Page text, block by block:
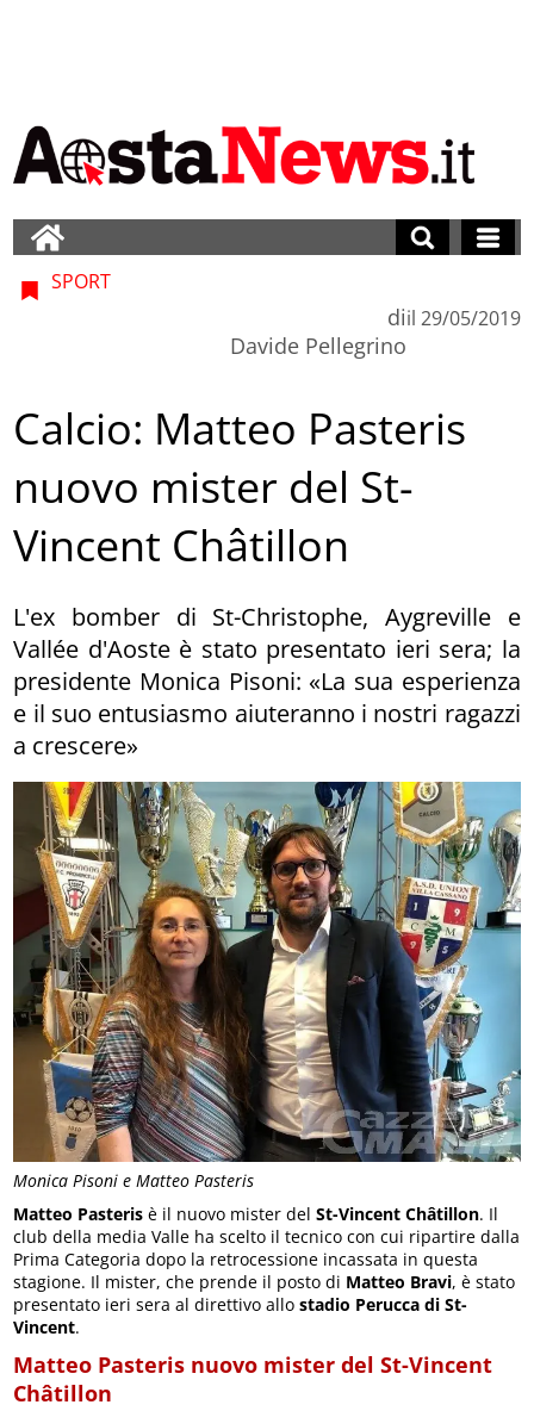
Monica Pisoni e Matteo Pasteris
SPORT
di
Davide Pellegrino
il 29/05/2019
Calcio: Matteo Pasteris
nuovo mister del St-
Vincent Châtillon
L'ex bomber di St-Christophe, Aygreville e
Vallée d'Aoste è stato presentato ieri sera; la
presidente Monica Pisoni: «La sua esperienza
e il suo entusiasmo aiuteranno i nostri ragazzi
a crescere»
Matteo Pasteris è il nuovo mister delSt-Vincent Châtillon. Il
club della media Valle ha scelto il tecnico con cui ripartire dalla
Prima Categoria dopo la retrocessione incassata in questa
stagione. Il mister, che prende il posto di Matteo Bravi, è stato
presentato ieri sera al direttivo allostadio Perucca di St-
Vincent.
Matteo Pasteris nuovo mister del St-Vincent
Châtillon